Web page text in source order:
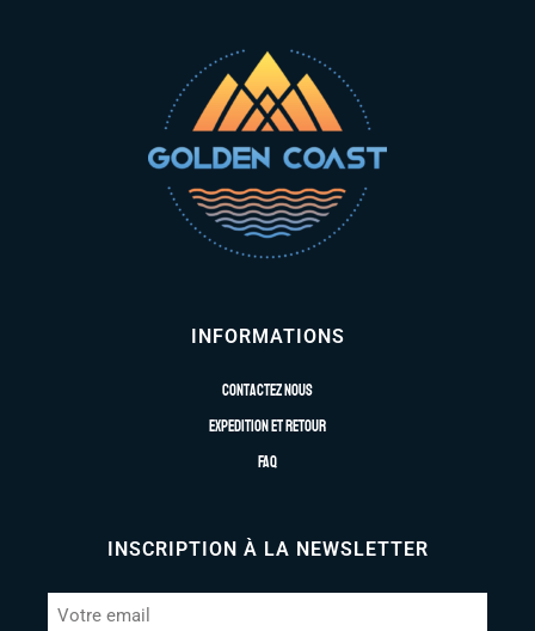
INFORMATIONS
Contactez nous
Expedition et retour
FAQ
INSCRIPTION À LA NEWSLETTER